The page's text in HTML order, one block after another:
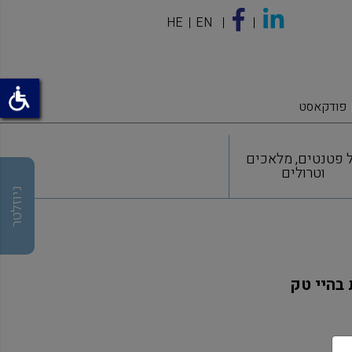
HE EN
פודקאסט
פטנטים, מלאכים
וטרולים
ניוזלטר